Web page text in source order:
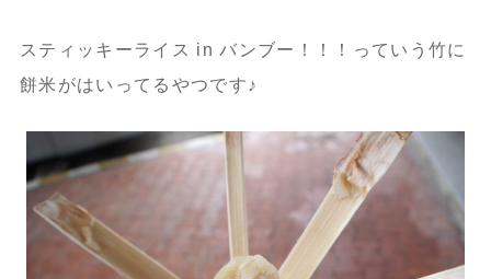
スティッキーライス in バンブー！！！っていう竹に
餅米がはいってるやつです♪